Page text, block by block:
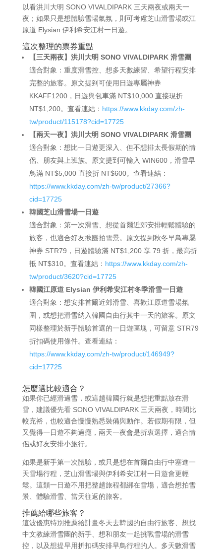
以看洪川大明 SONO VIVALDIPARK 三天兩夜或兩天一
夜；如果只是想體驗雪場氣氛，則可考慮芝山滑雪場或江
原道 Elysian 伊利希安江村一日遊。
這次整理的票券重點
【三天兩夜】洪川大明 SONO VIVALDIPARK 滑雪團
適合對象：重度滑雪控、想多天數練習、希望行程安排
完整的旅客。原文提到可使用日遊專屬神券
KKAFF1200，日遊與包車滿 NT$10,000 直接現折
NT$1,200。查看連結： https://www.kkday.com/zh-
tw/product/115178?cid=17725
【兩天一夜】洪川大明 SONO VIVALDIPARK 滑雪團
適合對象：想比一日遊更深入、但不想排太長假期的情
侶、朋友與上班族。原文提到可輸入 WIN600，滑雪早
鳥滿 NT$5,000 直接折 NT$600。查看連結：
https://www.kkday.com/zh-tw/product/27366?
cid=17725
韓國芝山滑雪場一日遊
適合對象：第一次滑雪、想從首爾近郊安排輕鬆體驗的
旅客，也適合好友揪團拍雪景。原文提到秋冬早鳥專屬
神券 STR79，日遊體驗滿 NT$1,200 享 79 折，最高折
抵 NT$310。查看連結： https://www.kkday.com/zh-
tw/product/3620?cid=17725
韓國江原道 Elysian 伊利希安江村冬季滑雪一日遊
適合對象：想安排首爾近郊滑雪、喜歡江原道雪場氛
圍，或想把滑雪納入韓國自由行其中一天的旅客。原文
同樣整理於新手體驗首選的一日遊區塊，可留意 STR79
折扣碼使用條件。查看連結：
https://www.kkday.com/zh-tw/product/146949?
cid=17725
怎麼選比較適合？
如果你已經滑過雪，或這趟韓國行就是想把重點放在滑
雪，建議優先看 SONO VIVALDIPARK 三天兩夜，時間比
較充裕，也較適合慢慢熟悉裝備與動作。若假期有限，但
又覺得一日遊不夠過癮，兩天一夜會是折衷選擇，適合情
侶或好友安排小旅行。
如果是新手第一次體驗，或只是想在首爾自由行中塞進一
天雪場行程，芝山滑雪場與伊利希安江村一日遊會更輕
鬆。這類一日遊不用把整趟旅程都綁在雪場，適合想拍雪
景、體驗滑雪、當天往返的旅客。
推薦給哪些旅客？
這波優惠特別推薦給計畫冬天去韓國的自由行旅客、想找
中文教練滑雪團的新手、想和朋友一起挑戰雪場的滑雪
控，以及想提早用折扣碼安排早鳥行程的人。多天數滑雪